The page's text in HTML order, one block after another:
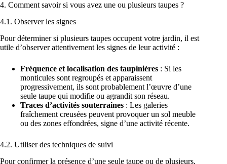
4. Comment savoir si vous avez une ou plusieurs taupes ?
4.1. Observer les signes
Pour déterminer si plusieurs taupes occupent votre jardin, il est
utile d’observer attentivement les signes de leur activité :
Fréquence et localisation des taupinières : Si les
monticules sont regroupés et apparaissent
progressivement, ils sont probablement l’œuvre d’une
seule taupe qui modifie ou agrandit son réseau.
Traces d’activités souterraines : Les galeries
fraîchement creusées peuvent provoquer un sol meuble
ou des zones effondrées, signe d’une activité récente.
4.2. Utiliser des techniques de suivi
Pour confirmer la présence d’une seule taupe ou de plusieurs,